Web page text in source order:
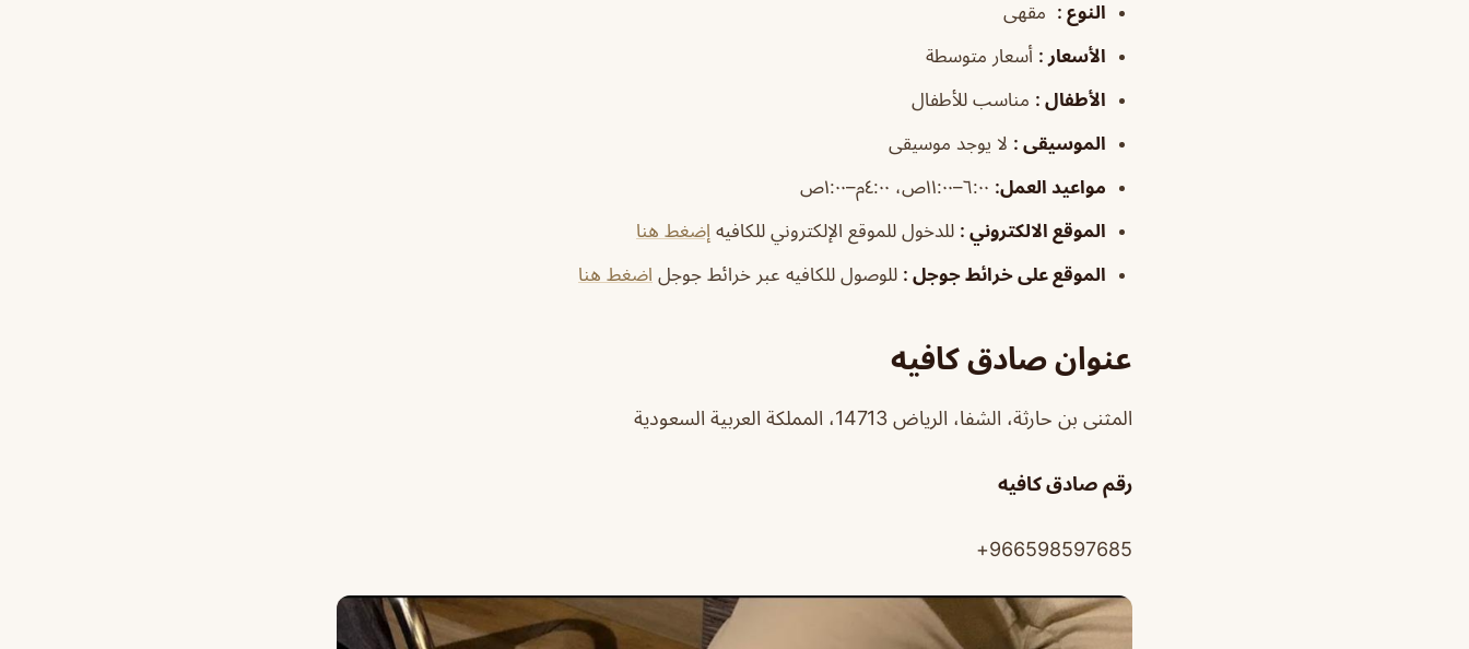
النوع : مقهى
الأسعار : أسعار متوسطة
الأطفال : مناسب للأطفال
الموسيقى : لا يوجد موسيقى
مواعيد العمل: ٦:٠٠–١١:٠٠ص، ٤:٠٠م–١:٠٠ص
الموقع الالكتروني : للدخول للموقع الإلكتروني للكافيه إضغط هنا
الموقع على خرائط جوجل : للوصول للكافيه عبر خرائط جوجل اضغط هنا
عنوان صادق كافيه
المثنى بن حارثة، الشفا، الرياض 14713، المملكة العربية السعودية
رقم صادق كافيه
966598597685+